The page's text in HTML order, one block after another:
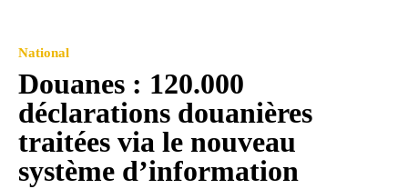
National
Douanes : 120.000
déclarations douanières
traitées via le nouveau
système d’information